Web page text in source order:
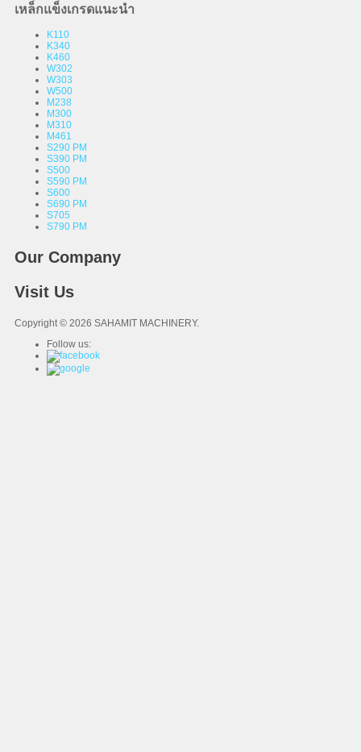
เหล็กแข็งเกรดแนะนำ
K110
K340
K460
W302
W303
W500
M238
M300
M310
M461
S290 PM
S390 PM
S500
S590 PM
S600
S690 PM
S705
S790 PM
Our Company
Visit Us
Copyright © 2026 SAHAMIT MACHINERY.
Follow us: